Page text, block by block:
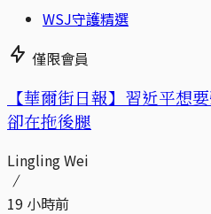
WSJ守護精選
僅限會員
【華爾街日報】習近平想
卻在拖後腿
Lingling Wei
19 小時前